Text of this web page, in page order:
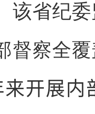
该省纪
督察全
来开展内